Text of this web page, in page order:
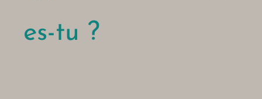
es-tu ?